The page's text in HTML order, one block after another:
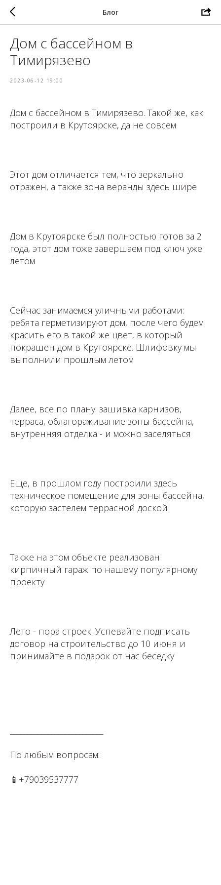
Блог
Дом с бассейном в
Тимирязево
2023-06-12 19:00
Дом с бассейном в Тимирязево. Такой же, как
построили в Крутоярске, да не совсем
Этот дом отличается тем, что зеркально
отражен, а также зона веранды здесь шире
Дом в Крутоярске был полностью готов за 2
года, этот дом тоже завершаем под ключ уже
летом
Сейчас занимаемся уличными работами:
ребята герметизируют дом, после чего будем
красить его в такой же цвет, в который
покрашен дом в Крутоярске. Шлифовку мы
выполнили прошлым летом⁣⁣⠀
Далее, все по плану: зашивка карнизов,
терраса, облагораживание зоны бассейна,
внутренняя отделка - и можно заселяться
Еще, в прошлом году построили здесь
техническое помещение для зоны бассейна,
которую застелем террасной доской ⁣⁣⠀
Также на этом объекте реализован
кирпичный гараж по нашему популярному
проекту
Лето - пора строек! Успевайте подписать
договор на строительство до 10 июня и
принимайте в подарок от нас беседку
По любым вопросам: ⁣⁣⠀⁣⁣⠀⁣⁣⠀⁣⁣⠀
📱+79039537777⁣⁣⁣⁣⠀⁣⁣⠀